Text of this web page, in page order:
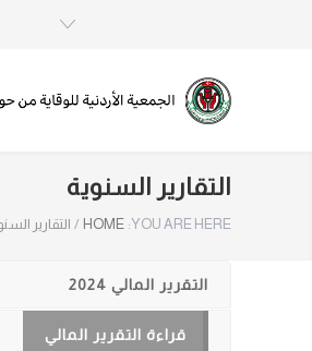
التقارير السنوية
YOU ARE HERE:
HOME
/ التقارير السنوية
التقرير المالي 2024
قراءة التقرير المالي